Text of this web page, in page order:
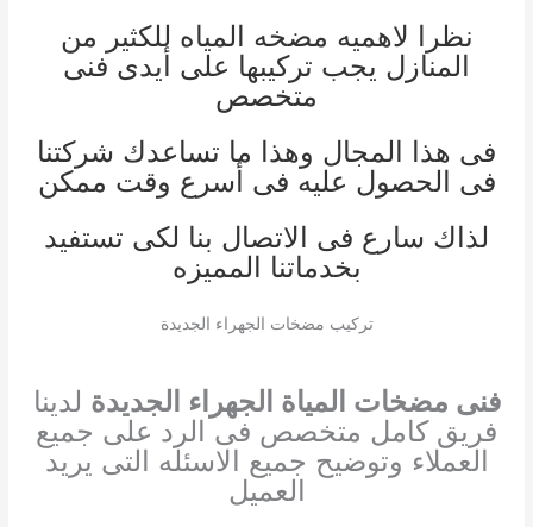
نظرا لاهميه مضخه المياه للكثير من
المنازل يجب تركيبها على أيدى فنى
متخصص
فى هذا المجال وهذا ما تساعدك شركتنا
فى الحصول عليه فى أسرع وقت ممكن
لذاك سارع فى الاتصال بنا لكى تستفيد
بخدماتنا المميزه
تركيب مضخات الجهراء الجديدة
فنى مضخات المياة الجهراء الجديدة لدينا
فريق كامل متخصص فى الرد على جميع
العملاء وتوضيح جميع الاسئله التى يريد
العميل